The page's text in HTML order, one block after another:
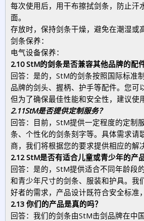
每次使用后，用干布擦拭剑条，防止汗
面。
存放时，保持剑条干燥，避免在潮湿或
剑条保养：
电气设备保养：
2.10 StM的剑条是否兼容其他品牌的配
回答：是的，StM的剑条按照国际标准
品牌的剑头、握柄、护手等配件。您可
但为了确保最佳性能和安全性，建议使
2.11StM是否提供定制服务？
回答：目前，StM提供一定程度的定制
条、个性化的剑条刻字等。具体需求请
商，我们将根据您的要求提供相应的解
2.12 StM是否有适合儿童或青少年的产
回答：是的，StM提供适合不同年龄段
和青少年尺寸的剑条、服装和护具。我
好者的需求，产品设计既符合安全标准
2.13 你们的产品是真的吗？
回答：我们的剑条由StM击剑品牌在中